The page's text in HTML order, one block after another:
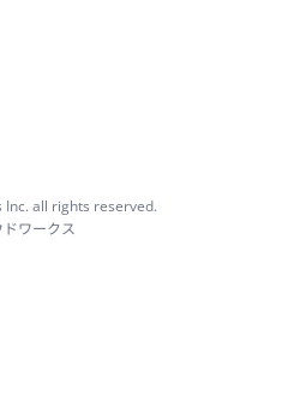
all rights reserved.
ワークス